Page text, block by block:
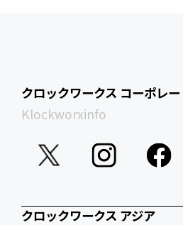
クロックワークス コーポレー
Klockworxinfo
クロックワークス アジア